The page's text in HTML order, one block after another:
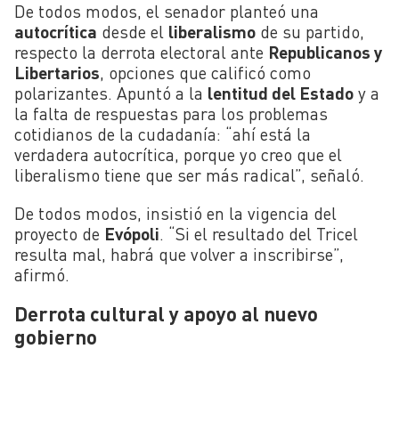
De todos modos, el senador planteó una
autocrítica desde el liberalismo de su partido,
respecto la derrota electoral ante Republicanos y
Libertarios, opciones que calificó como
polarizantes. Apuntó a la lentitud del Estado y a
la falta de respuestas para los problemas
cotidianos de la cudadanía: “ahí está la
verdadera autocrítica, porque yo creo que el
liberalismo tiene que ser más radical”, señaló.
De todos modos, insistió en la vigencia del
proyecto de Evópoli. “Si el resultado del Tricel
resulta mal, habrá que volver a inscribirse”,
afirmó.
Derrota cultural y apoyo al nuevo
gobierno